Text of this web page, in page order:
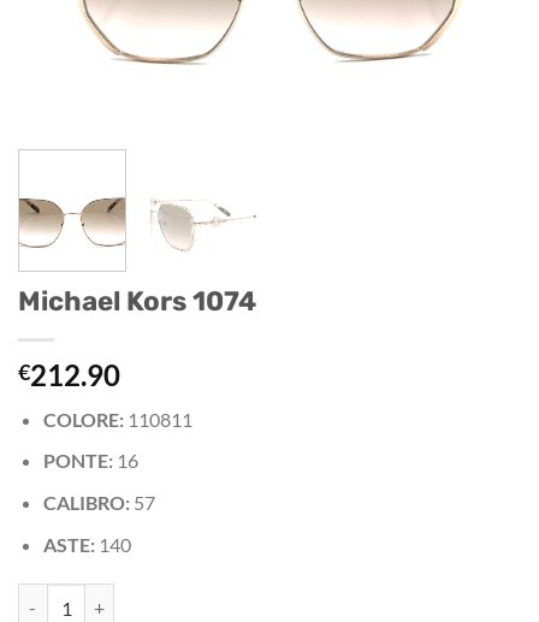
Michael Kors 1074
€212.90
COLORE:110811
PONTE:16
CALIBRO:57
ASTE:140